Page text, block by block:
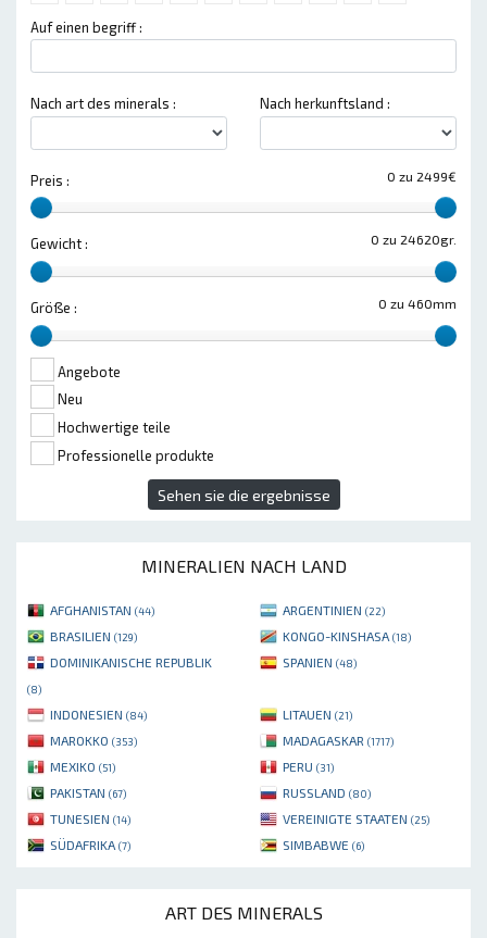
Auf einen begriff :
Nach art des minerals : Nach herkunftsland :
0 zu 2499€
Preis :
0 zu 24620gr.
Gewicht :
0 zu 460mm
Größe :
Angebote
Neu
Hochwertige teile
Professionelle produkte
Sehen sie die ergebnisse
MINERALIEN NACH LAND
AFGHANISTAN (44) ARGENTINIEN (22)
BRASILIEN (129) KONGO-KINSHASA (18)
DOMINIKANISCHE REPUBLIK
(8)
SPANIEN (48)
INDONESIEN (84) LITAUEN (21)
MAROKKO (353) MADAGASKAR (1717)
MEXIKO (51) PERU (31)
PAKISTAN (67) RUSSLAND (80)
TUNESIEN (14) VEREINIGTE STAATEN (25)
SÜDAFRIKA (7) SIMBABWE (6)
ART DES MINERALS